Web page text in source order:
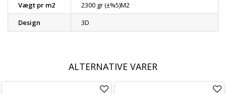
Vægt pr m2
2300 gr (±%5)M2
Design
3D
ALTERNATIVE VARER